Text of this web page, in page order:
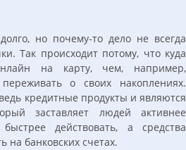
но почему-то дело не всегда
Так происходит потому, что куда
на карту, чем, например,
о своих накоплениях.
кредитные продукты и являются
заставляет людей активнее
действовать, а средства
на банковских счетах.